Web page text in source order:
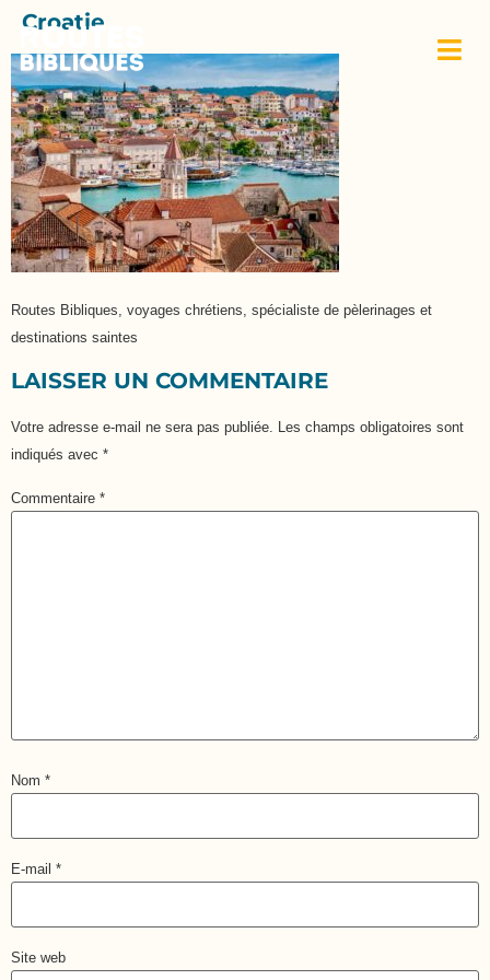
Croatie
Routes Bibliques, voyages chrétiens, spécialiste de pèlerinages et
destinations saintes
LAISSER UN COMMENTAIRE
Votre adresse e-mail ne sera pas publiée.
Les champs obligatoires sont
indiqués avec *
Commentaire *
Nom *
E-mail *
Site web